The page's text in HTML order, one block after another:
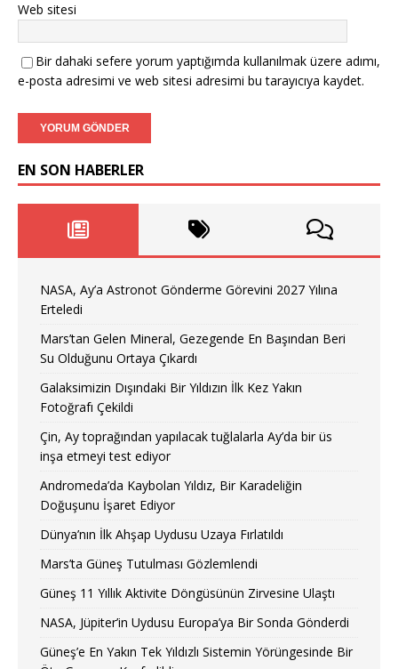
Web sitesi
Bir dahaki sefere yorum yaptığımda kullanılmak üzere adımı,
e-posta adresimi ve web sitesi adresimi bu tarayıcıya kaydet.
EN SON HABERLER
NASA, Ay’a Astronot Gönderme Görevini 2027 Yılına
Erteledi
Mars’tan Gelen Mineral, Gezegende En Başından Beri
Su Olduğunu Ortaya Çıkardı
Galaksimizin Dışındaki Bir Yıldızın İlk Kez Yakın
Fotoğrafı Çekildi
Çin, Ay toprağından yapılacak tuğlalarla Ay’da bir üs
inşa etmeyi test ediyor
Andromeda’da Kaybolan Yıldız, Bir Karadeliğin
Doğuşunu İşaret Ediyor
Dünya’nın İlk Ahşap Uydusu Uzaya Fırlatıldı
Mars’ta Güneş Tutulması Gözlemlendi
Güneş 11 Yıllık Aktivite Döngüsünün Zirvesine Ulaştı
NASA, Jüpiter’in Uydusu Europa’ya Bir Sonda Gönderdi
Güneş’e En Yakın Tek Yıldızlı Sistemin Yörüngesinde Bir